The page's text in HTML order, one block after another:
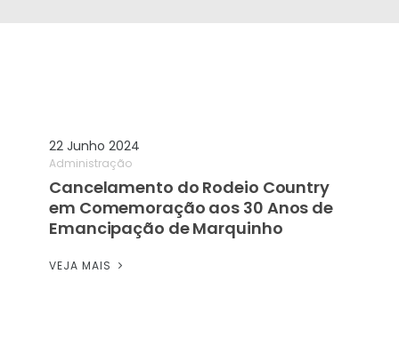
22 Junho 2024
Administração
Cancelamento do Rodeio Country
em Comemoração aos 30 Anos de
Emancipação de Marquinho
VEJA MAIS